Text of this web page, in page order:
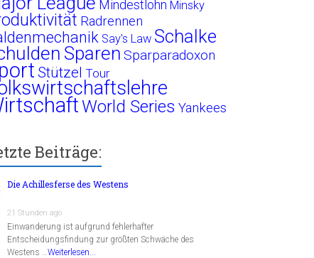
Mindestlohn Minsky
Radrennen
Say's Law Schalke
Sparen Sparparadoxon
Stützel Tour
World Series Yankees
Beiträge:
Die Achillesferse des Westens
21 Stunden ago
Einwanderung ist aufgrund fehlerhafter
Entscheidungsfindung zur größten Schwäche des
Westens …Weiterlesen...